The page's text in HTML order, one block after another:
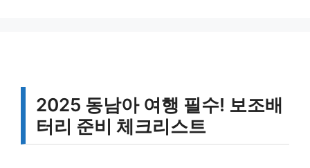
2025 동남아 여행 필수! 보조배
터리 준비 체크리스트